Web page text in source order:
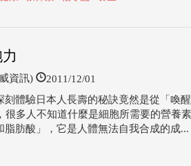
資訊) 2011/12/01
刻體驗日本人長壽的秘訣竟然是從「喚
很多人不知道什麼是細胞所需要的營養
脂肪酸」，它是人體無法自我合成的成...